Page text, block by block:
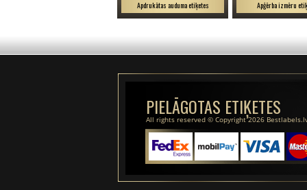
Apdrukātas auduma etiķetes Apģērba izmēru
PIELĀGOTAS ETIĶETES
All rights reserved © Copyright 2026